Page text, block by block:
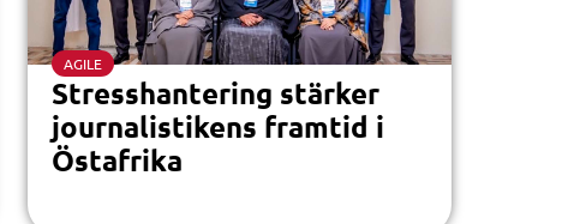
AGILE
Stresshantering stärker
journalistikens framtid i
Östafrika